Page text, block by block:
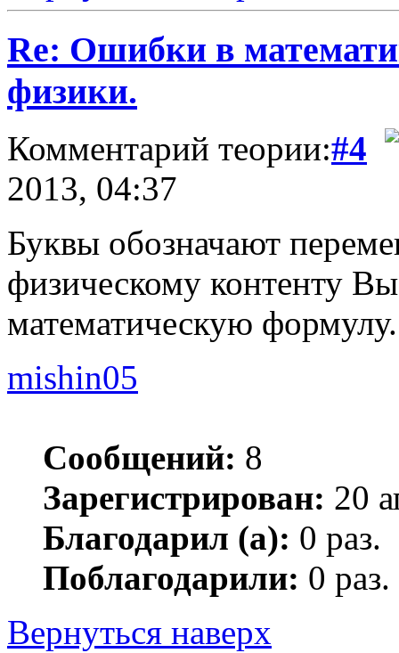
Re: Ошибки в
физики.
Комментарий теории:#4
2013, 04:37
Буквы обозначают
физическому контенту
математическую формулу.
mishin05
Сообщений: 8
Зарегистрирован: 20
Благодарил (а): 0 раз.
Поблагодарили: 0 раз.
Вернуться наверх